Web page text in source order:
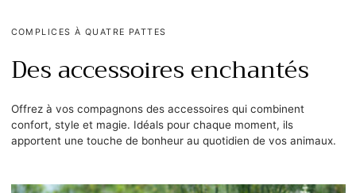
COMPLICES À QUATRE PATTES
Des accessoires enchantés
Offrez à vos compagnons des accessoires qui combinent
confort, style et magie. Idéals pour chaque moment, ils
apportent une touche de bonheur au quotidien de vos animaux.